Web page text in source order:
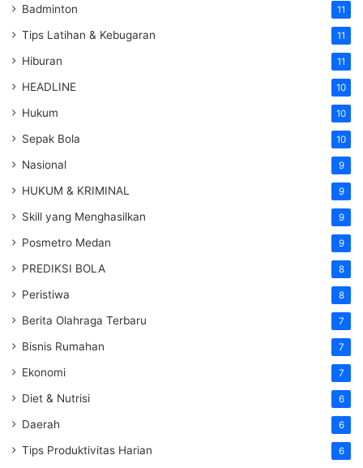
Badminton 11
Tips Latihan & Kebugaran 11
Hiburan 11
HEADLINE 10
Hukum 10
Sepak Bola 10
Nasional 9
HUKUM & KRIMINAL 9
Skill yang Menghasilkan 9
Posmetro Medan 9
PREDIKSI BOLA 8
Peristiwa 8
Berita Olahraga Terbaru 7
Bisnis Rumahan 7
Ekonomi 7
Diet & Nutrisi 6
Daerah 6
Tips Produktivitas Harian 6